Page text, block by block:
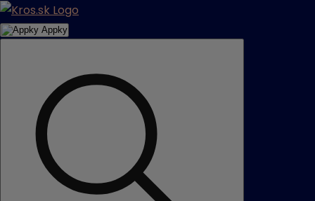
Appky